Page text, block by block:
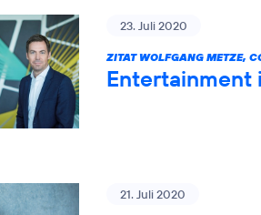
23. Juli 2020
ZITAT WOLFGANG METZE,
Entertainment
21. Juli 2020